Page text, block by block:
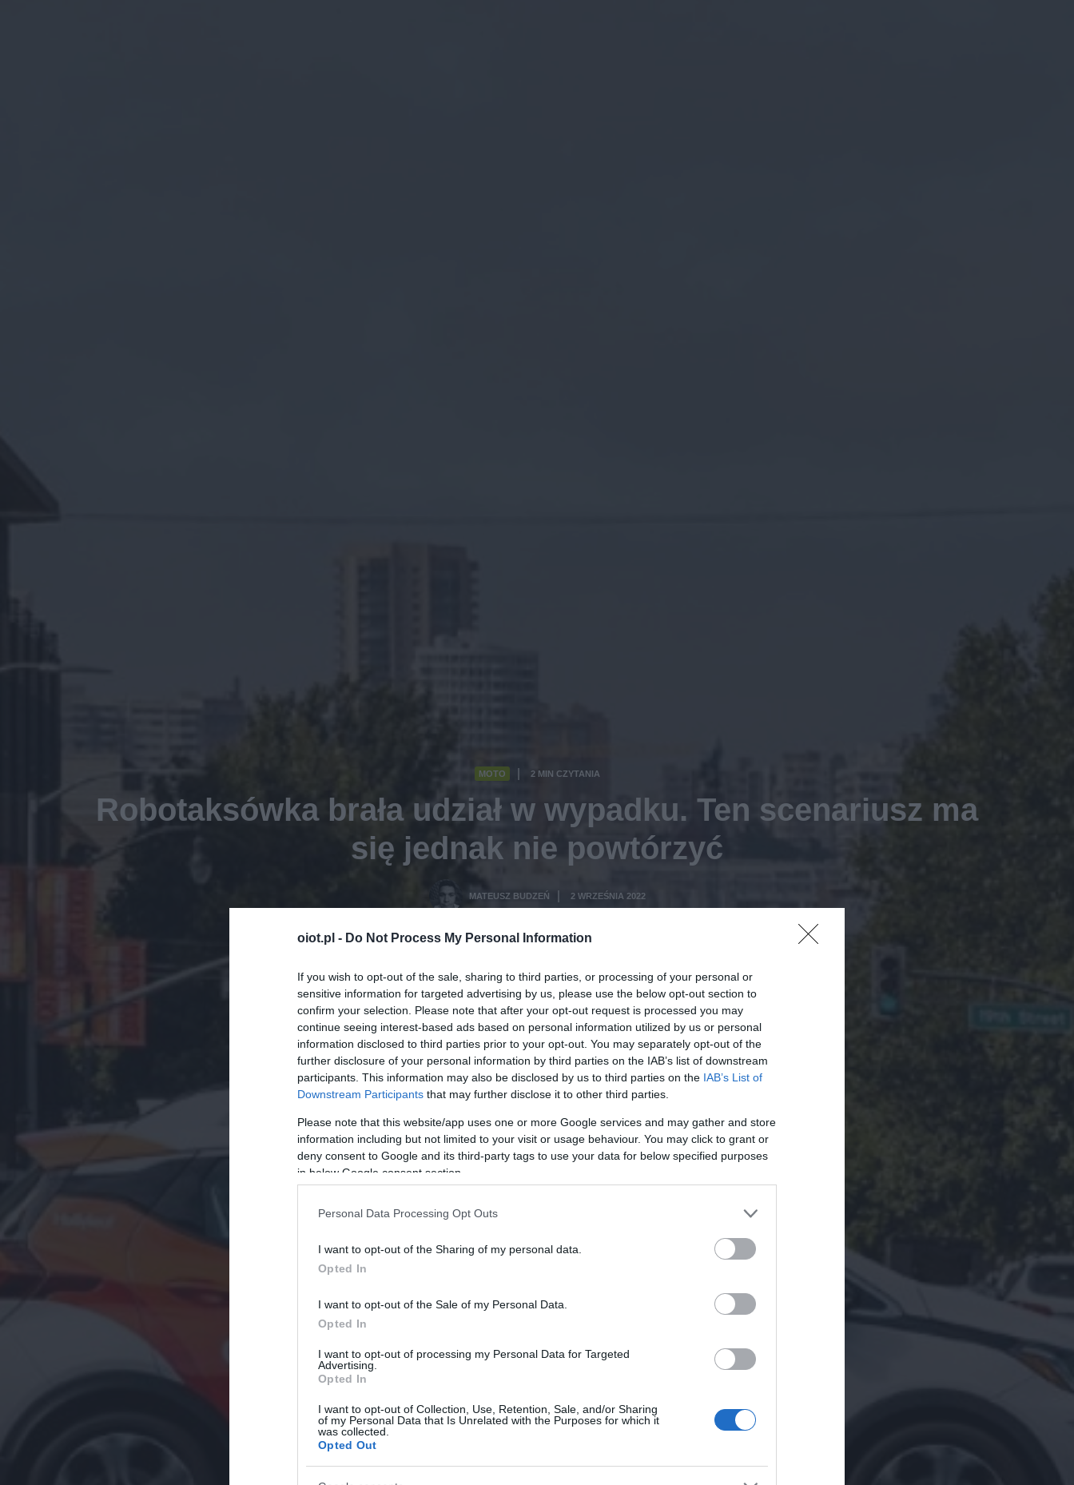
oiot.pl - Do Not Process My Personal Information
If you wish to opt-out of the sale, sharing to third parties, or processing of your personal or
sensitive information for targeted advertising by us, please use the below opt-out section to
confirm your selection. Please note that after your opt-out request is processed you may
continue seeing interest-based ads based on personal information utilized by us or personal
information disclosed to third parties prior to your opt-out. You may separately opt-out of the
further disclosure of your personal information by third parties on the IAB’s list of downstream
participants. This information may also be disclosed by us to third parties on the IAB’s List of
Downstream Participants that may further disclose it to other third parties.
Please note that this website/app uses one or more Google services and may gather and store
information including but not limited to your visit or usage behaviour. You may click to grant or
deny consent to Google and its third-party tags to use your data for below specified purposes
in below Google consent section.
Personal Data Processing Opt Outs
I want to opt-out of the Sharing of my personal data.
Opted In
I want to opt-out of the Sale of my Personal Data.
Opted In
I want to opt-out of processing my Personal Data for Targeted
Advertising.
Opted In
I want to opt-out of Collection, Use, Retention, Sale, and/or Sharing
of my Personal Data that Is Unrelated with the Purposes for which it
was collected.
Opted Out
MOTO 2 MIN CZYTANIA
Robotaksówka brała udział w wypadku. Ten scenariusz ma
się jednak nie powtórzyć
MATEUSZ BUDZEŃ 2 WRZEŚNIA 2022